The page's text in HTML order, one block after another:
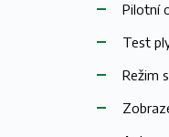
Pilotní
Test
Režim